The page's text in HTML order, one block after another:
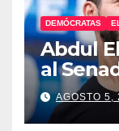
DEMÓCRATAS
Abdul
al
AGOSTO 5,